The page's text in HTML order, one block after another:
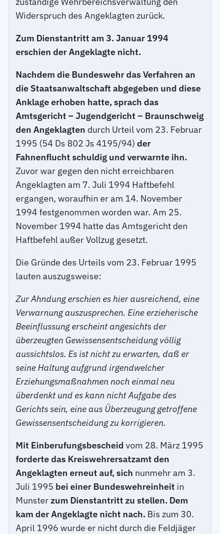
Widerspruch des Angeklagten zurück.
Zum Dienstantritt am 3. Januar 1994
erschien der Angeklagte nicht.
Nachdem die Bundeswehr das Verfahren an
die Staatsanwaltschaft abgegeben und diese
Anklage erhoben hatte, sprach das
Amtsgericht – Jugendgericht – Braunschweig
den Angeklagten durch Urteil vom 23. Februar
1995 (54 Ds 802 Js 4195/94)der
Fahnenflucht schuldig und verwarnte ihn.
Zuvor war gegen den nicht erreichbaren
Angeklagten am 7. Juli 1994 Haftbefehl
ergangen, woraufhin er am 14. November
1994 festgenommen worden war. Am 25.
November 1994 hatte das Amtsgericht den
Haftbefehl außer Vollzug gesetzt.
Die Gründe des Urteils vom 23. Februar 1995
lauten auszugsweise:
Zur Ahndung erschien es hier ausreichend, eine
Verwarnung auszusprechen. Eine erzieherische
Beeinflussung erscheint angesichts der
überzeugten Gewissensentscheidung völlig
aussichtslos. Es ist nicht zu erwarten, daß er
seine Haltung aufgrund irgendwelcher
Erziehungsmaßnahmen noch einmal neu
überdenkt und es kann nicht Aufgabe des
Gerichts sein, eine aus Überzeugung getroffene
Gewissensentscheidung zu korrigieren.
Mit Einberufungsbescheid vom 28. März 1995
forderte das Kreiswehrersatzamt den
Angeklagten erneut auf, sich nunmehr am 3.
Juli 1995 bei einer Bundeswehreinheit in
Munsterzum Dienstantritt zu stellen. Dem
kam der Angeklagte nicht nach. Bis zum 30.
April 1996 wurde er nicht durch die Feldjäger